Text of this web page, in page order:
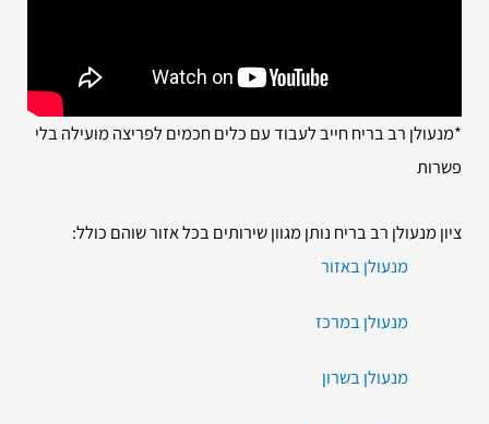
*מנעולן רב בריח חייב לעבוד עם כלים חכמים לפריצה מועילה בלי
פשרות
ציון מנעולן רב בריח נותן מגוון שירותים בכל אזור שוהם כולל:
מנעולן באזור
מנעולן במרכז
מנעולן בשרון